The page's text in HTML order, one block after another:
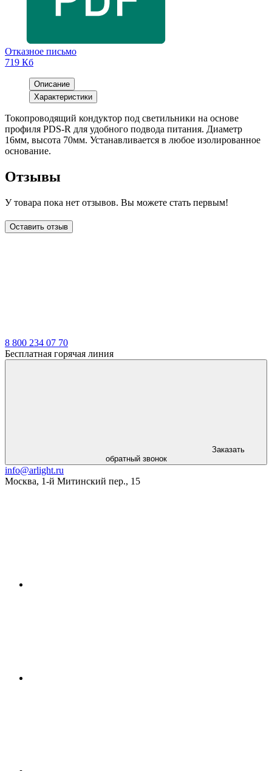
Отказное письмо
719 Кб
Описание
Характеристики
Токопроводящий кондуктор под светильники на основе
профиля PDS-R для удобного подвода питания. Диаметр
16мм, высота 70мм. Устанавливается в любое изолированное
основание.
Отзывы
У товара пока нет отзывов. Вы можете стать первым!
Оставить отзыв
8 800 234 07 70
Бесплатная горячая линия
Заказать
обратный звонок
info@arlight.ru
Москва, 1-й Митинский пер., 15